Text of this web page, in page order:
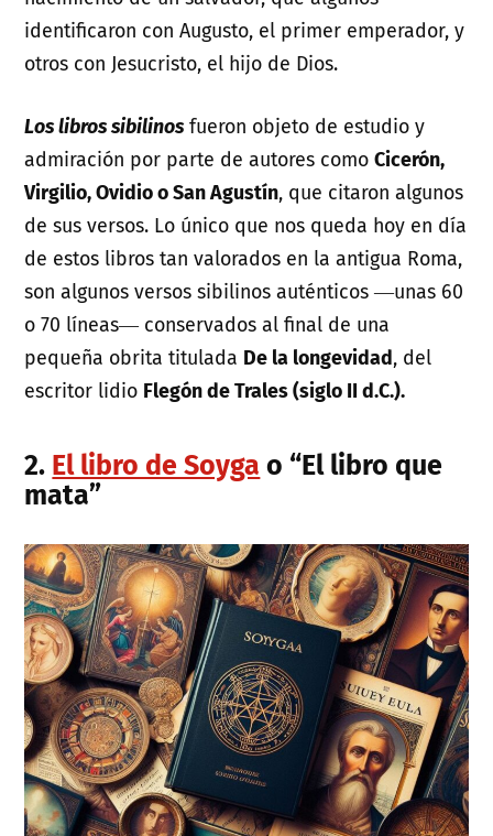
identificaron con Augusto, el primer emperador, y
otros con Jesucristo, el hijo de Dios.
Los libros sibilinos fueron objeto de estudio y
admiración por parte de autores comoCicerón,
Virgilio, Ovidio o San Agustín, que citaron algunos
de sus versos. Lo único que nos queda hoy en día
de estos libros tan valorados en la antigua Roma,
son algunos versos sibilinos auténticos ―unas 60
o 70 líneas― conservados al final de una
pequeña obrita titulada De la longevidad, del
escritor lidio Flegón de Trales (siglo II d.C.).
2. El libro de Soyga o “El libro que
mata”